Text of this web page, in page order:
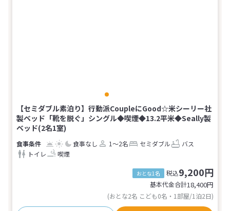
【セミダブル素泊り】行動派CoupleにGood☆米シーリー社
製ベッド「靴を脱ぐ」シングル◆喫煙◆13.2平米◆Seally製
ベッド(2名1室)
食事なし 1～2名 セミダブル
バス
トイレ
喫煙
おとな1名 税込9,200円
基本代金合計18,400円
(おとな2名 こども0名・1部屋/1泊2日)